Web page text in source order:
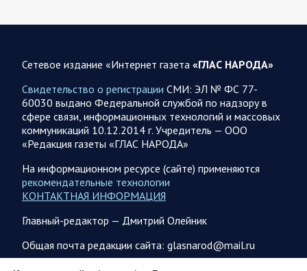
08.08.2026 20:10
Украина
Олег Царев об Украине 8 августа
Зеленский совершает первый за время пребывания у власти
визит в Сербию. На пресс-конференции президент этой
страны Вучич воздержался от прямых…
08.08.2026 12:35
Спецоперация
спецоперации 8 августа 2026 года
Сетевое издание «Интернет газета «ГЛАС НАРОДА»
Свидетельство о регистрации СМИ: ЭЛ № ФС 77-
60030 выдано Федеральной службой по надзору в
сфере связи, информационных технологий и массовых
коммуникаций 10.12.2014 г. Учредитель — ООО
«Редакция газеты «ГЛАС НАРОДА»
На информационном ресурсе (сайте) применяются
рекомендательные технологии
КОНТАКТНАЯ ИНФОРМАЦИЯ
Главный-редактор — Дмитрий Олейник
Общая почта редакции сайта: glasnarod@mail.ru